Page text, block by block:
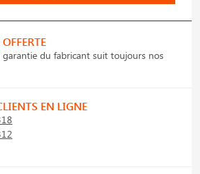
garantie du fabricant suit toujours nos
EN LIGNE